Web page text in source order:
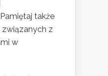
także
z
w